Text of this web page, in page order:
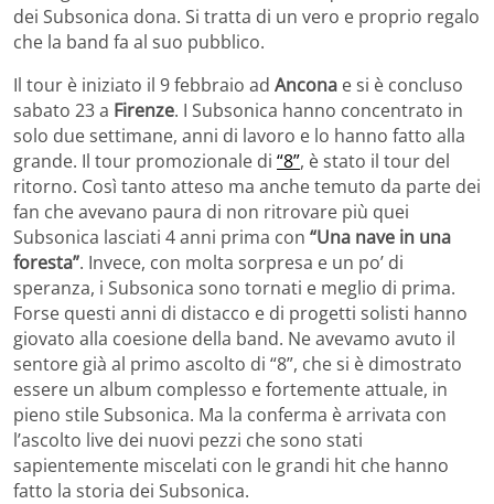
dei Subsonica dona. Si tratta di un vero e proprio regalo
che la band fa al suo pubblico.
Il tour è iniziato il 9 febbraio ad Ancona e si è concluso
sabato 23 a Firenze. I Subsonica hanno concentrato in
solo due settimane, anni di lavoro e lo hanno fatto alla
grande. Il tour promozionale di “8”, è stato il tour del
ritorno. Così tanto atteso ma anche temuto da parte dei
fan che avevano paura di non ritrovare più quei
Subsonica lasciati 4 anni prima con “Una nave in una
foresta”. Invece, con molta sorpresa e un po’ di
speranza, i Subsonica sono tornati e meglio di prima.
Forse questi anni di distacco e di progetti solisti hanno
giovato alla coesione della band. Ne avevamo avuto il
sentore già al primo ascolto di “8”, che si è dimostrato
essere un album complesso e fortemente attuale, in
pieno stile Subsonica. Ma la conferma è arrivata con
l’ascolto live dei nuovi pezzi che sono stati
sapientemente miscelati con le grandi hit che hanno
fatto la storia dei Subsonica.